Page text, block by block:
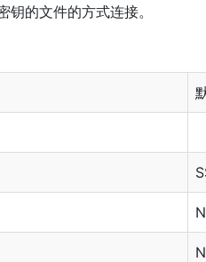
的文件的方式连接。